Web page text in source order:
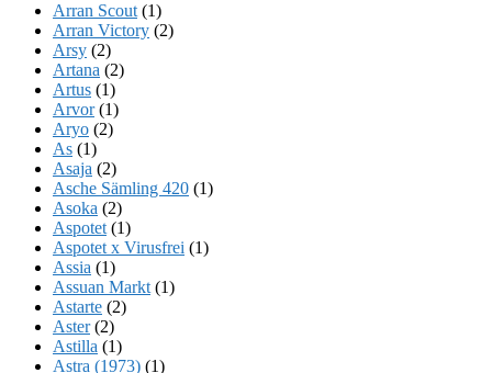
Arran Scout (1)
Arran Victory (2)
Arsy (2)
Artana (2)
Artus (1)
Arvor(1)
Aryo (2)
As (1)
Asaja (2)
Asche Sämling 420 (1)
Asoka (2)
Aspotet (1)
Aspotet x Virusfrei (1)
Assia (1)
Assuan Markt (1)
Astarte (2)
Aster(2)
Astilla (1)
Astra (1973) (1)